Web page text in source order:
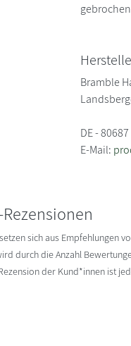
Bramble
DE -
E-Mail:
sich aus Empfehlungen
durch die Anzahl
der Kund*innen ist